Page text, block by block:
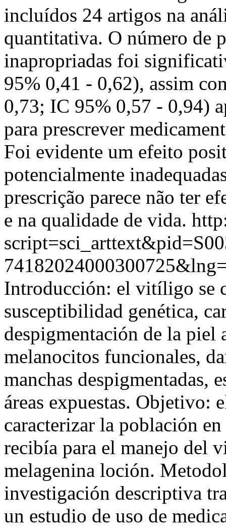
incluídos 24 artigos na
quantitativa. O número de
inapropriadas foi
95% 0,41 - 0,62), assim
0,73; IC 95% 0,57 - 0,94)
para prescrever
Foi evidente um efeito
potencialmente
prescrição parece não ter
e na qualidade de vida.
Introducción: el vitíligo se
susceptibilidad genética,
despigmentación de la piel
melanocitos funcionales,
manchas despigmentadas,
áreas expuestas. Objetivo:
caracterizar la población
recibía para el manejo del
melagenina loción.
investigación descriptiva
un estudio de uso de